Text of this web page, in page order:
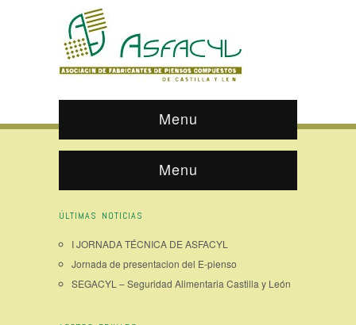
Menu
Menu
ÚLTIMAS NOTICIAS
I JORNADA TÉCNICA DE ASFACYL
Jornada de presentacion del E-pienso
SEGACYL – Seguridad Alimentaria Castilla y León